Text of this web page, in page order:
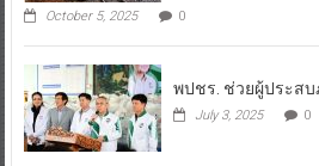
October 5, 2025 0
พปชร. ช่วยผู้ประสบ
July 3, 2025 0